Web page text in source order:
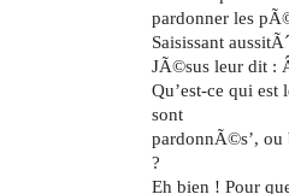
pardonner les
Saisissant
JÃ©sus leur dit :
Qu’est-ce qui
sont
pardonnÃ©s’, ou
?
Eh bien ! Pour